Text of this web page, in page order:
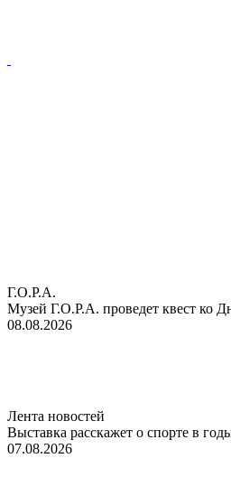
Г.О.Р.А.
Музей Г.О.Р.А. проведет квест ко
08.08.2026
Лента новостей
Выставка расскажет о спорте в
07.08.2026